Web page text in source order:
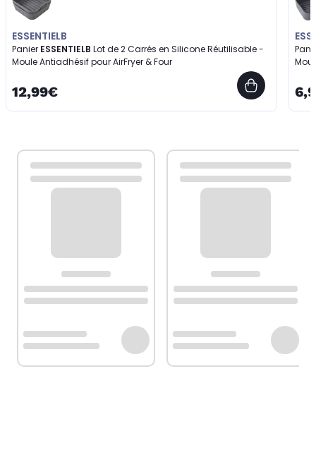
ESSENTIELB
Panier ESSENTIELB
Moule Antiadhésif pour AirFryer & Four
12,99€